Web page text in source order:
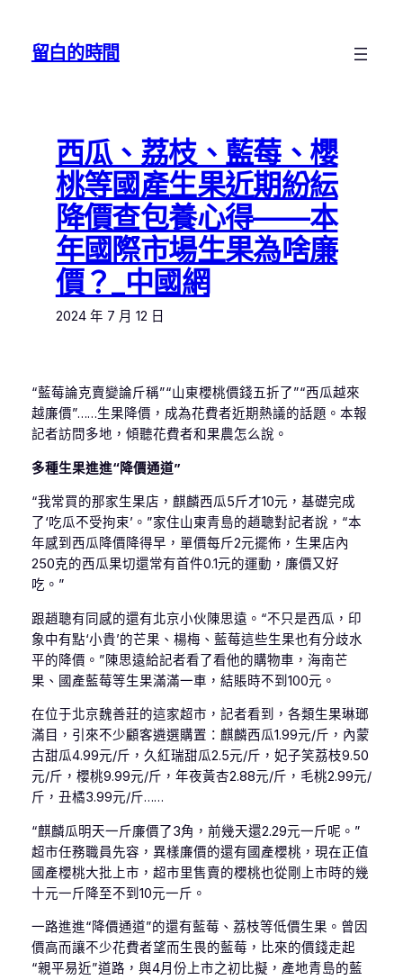
留白的時間
西瓜、荔枝、藍莓、櫻
桃等國產生果近期紛紜
降價查包養心得——本
年國際市場生果為啥廉
價？_中國網
2024 年 7 月 12 日
“藍莓論克賣變論斤稱”“山東櫻桃價錢五折了”“西瓜越來
越廉價”……生果降價，成為花費者近期熱議的話題。本報
記者訪問多地，傾聽花費者和果農怎么說。
多種生果進進“降價通道”
“我常買的那家生果店，麒麟西瓜5斤才10元，基礎完成
了‘吃瓜不受拘束’。”家住山東青島的趙聰對記者說，“本
年感到西瓜降價降得早，單價每斤2元擺佈，生果店內
250克的西瓜果切還常有首件0.1元的運動，廉價又好
吃。”
跟趙聰有同感的還有北京小伙陳思遠。“不只是西瓜，印
象中有點‘小貴’的芒果、楊梅、藍莓這些生果也有分歧水
平的降價。”陳思遠給記者看了看他的購物車，海南芒
果、國產藍莓等生果滿滿一車，結賬時不到100元。
在位于北京魏善莊的這家超市，記者看到，各類生果琳瑯
滿目，引來不少顧客遴選購置：麒麟西瓜1.99元/斤，內蒙
古甜瓜4.99元/斤，久紅瑞甜瓜2.5元/斤，妃子笑荔枝9.50
元/斤，櫻桃9.99元/斤，年夜黃杏2.88元/斤，毛桃2.99元/
斤，丑橘3.99元/斤……
“麒麟瓜明天一斤廉價了3角，前幾天還2.29元一斤呢。”
超市任務職員先容，異樣廉價的還有國產櫻桃，現在正值
國產櫻桃大批上市，超市里售賣的櫻桃也從剛上市時的幾
十元一斤降至不到10元一斤。
一路進進“降價通道”的還有藍莓、荔枝等低價生果。曾因
價高而讓不少花費者望而生畏的藍莓，比來的價錢走起
“親平易近”道路，與4月份上市之初比擬，產地青島的藍